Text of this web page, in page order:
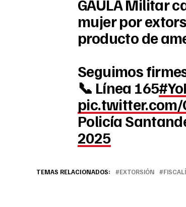
GAULA Militar
mujer por
producto de
Seguimos
📞 Línea 165
pic.twitter.com/
Policía
2025
TEMAS RELACIONADOS: EXTORSIÓN